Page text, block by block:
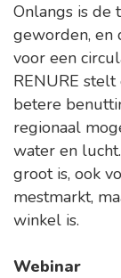
Onlangs is de
geworden, en
voor een
RENURE
betere
regionaal
water en
groot is, ook
mestmarkt,
winkel is.
Webinar